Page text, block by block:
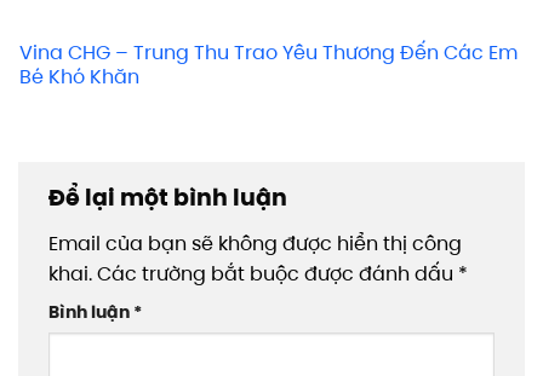
Vina CHG – Trung Thu Trao Yêu Thương Đến Các Em
Bé Khó Khăn
Để lại một bình luận
Email của bạn sẽ không được hiển thị công
khai.Các trường bắt buộc được đánh dấu *
Bình luận *